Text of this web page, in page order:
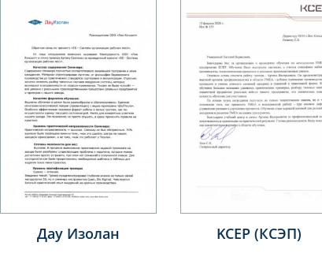
Birinchi Rezinotexnika
Zavodi
АО «Салаватстекло»